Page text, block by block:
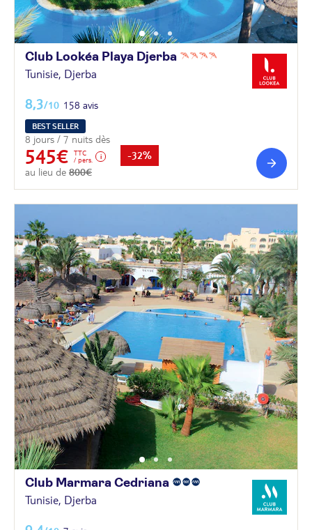
Club Lookéa Playa Djerba
Tunisie, Djerba
8,3/10 158 avis
BEST SELLER
8 jours / 7 nuits dès
545€
TTC
/ pers.
au lieu de 800€
-32%
Club Marmara Cedriana
Tunisie, Djerba